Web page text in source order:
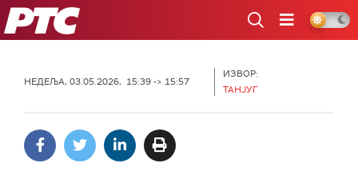
РТС
НЕДЕЉА, 03.05.2026, 15:39 -> 15:57
ИЗВОР:
ТАНЈУГ